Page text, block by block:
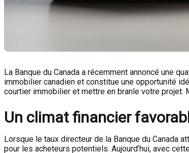
La Banque du Canada a récemment annoncé une
immobilier canadien et constitue une opportunité
courtier immobilier et mettre en branle votre
Un climat financier
Lorsque le taux directeur de la Banque du Canada
pour les acheteurs potentiels. Aujourd’hui, avec